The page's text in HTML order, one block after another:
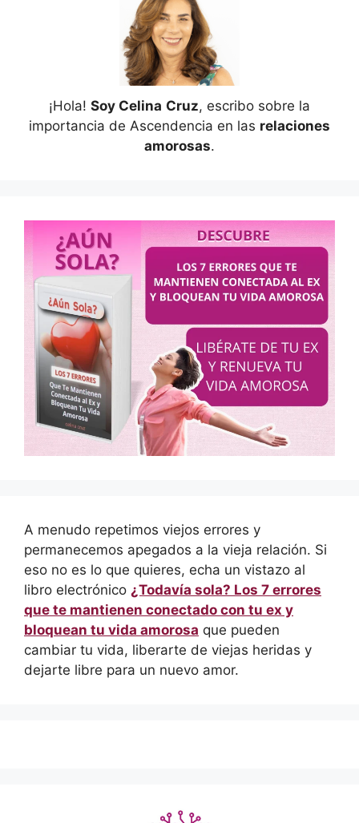
¡Hola! Soy Celina Cruz, escribo sobre la
importancia de Ascendencia en las relaciones
amorosas.
A menudo repetimos viejos errores y
permanecemos apegados a la vieja relación. Si
eso no es lo que quieres, echa un vistazo al
libro electrónico ¿Todavía sola? Los 7 errores
que te mantienen conectado con tu ex y
bloquean tu vida amorosa que pueden
cambiar tu vida, liberarte de viejas heridas y
dejarte libre para un nuevo amor.